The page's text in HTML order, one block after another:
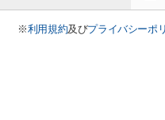
※利用規約及びプライバシーポ